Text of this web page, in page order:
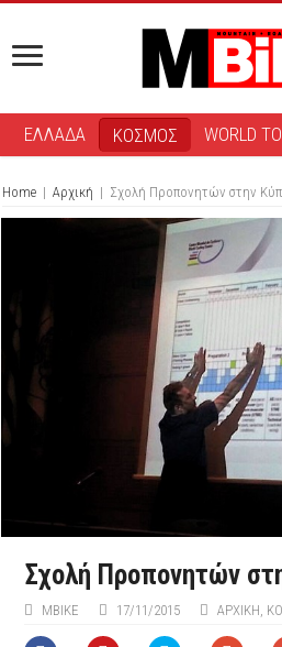
ΕΛΛΑΔΑ ΚΟΣΜΟΣ WORLD
Home | Αρχική | Σχολή Προπονητών στην
Σχολή Προπονητών
MBIKE 17/11/2015 ΑΡΧΙΚΉ,